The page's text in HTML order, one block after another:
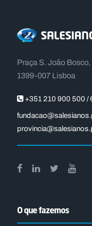
Praça S. João
1399-007 Lisboa
+351 210 900 500 /
O que fazemos